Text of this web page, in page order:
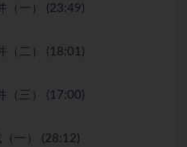
（一） (23:49)
（二） (18:01)
（三） (17:00)
一） (28:12)